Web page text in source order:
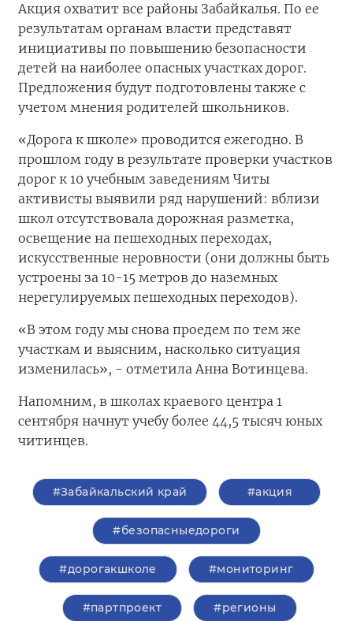
Акция охватит все районы Забайкалья. По ее
результатам органам власти представят
инициативы по повышению безопасности
детей на наиболее опасных участках дорог.
Предложения будут подготовлены также с
учетом мнения родителей школьников.
«Дорога к школе» проводится ежегодно. В
прошлом году в результате проверки участков
дорог к 10 учебным заведениям Читы
активисты выявили ряд нарушений: вблизи
школ отсутствовала дорожная разметка,
освещение на пешеходных переходах,
искусственные неровности (они должны быть
устроены за 10-15 метров до наземных
нерегулируемых пешеходных переходов).
«В этом году мы снова проедем по тем же
участкам и выясним, насколько ситуация
изменилась», - отметила Анна Вотинцева.
Напомним, в школах краевого центра 1
сентября начнут учебу более 44,5 тысяч юных
читинцев.
#Забайкальский край #акция
#безопасныедороги
#дорогакшколе #мониторинг
#партпроект #регионы